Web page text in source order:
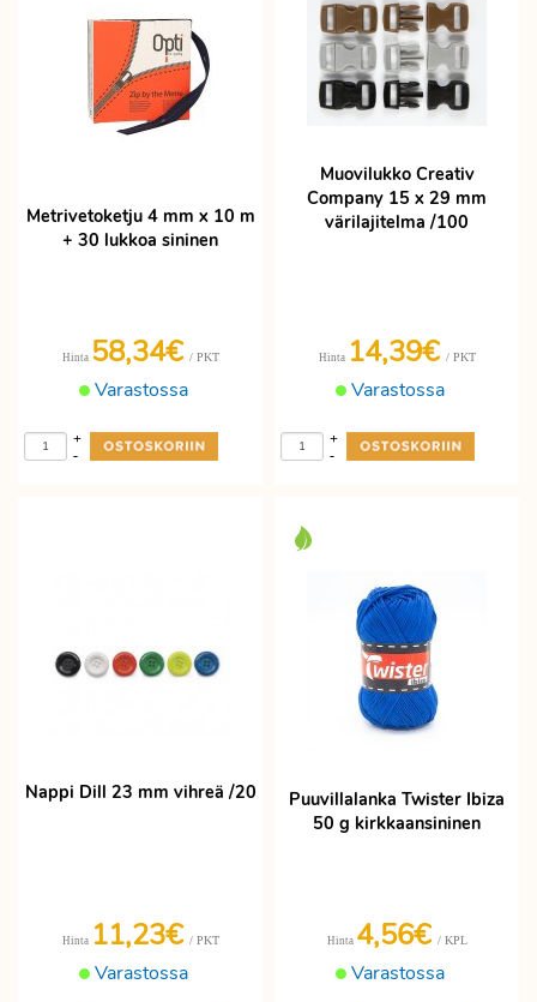
Metrivetoketju 4 mm x 10 m
+ 30 lukkoa sininen
Varastossa
Hinta 58,34€ / PKT
-
+
Muovilukko Creativ
Company 15 x 29 mm
värilajitelma /100
Varastossa
Hinta 14,39€ / PKT
-
+
Nappi Dill 23 mm vihreä /20
Varastossa
Hinta 11,23€ / PKT
Puuvillalanka Twister Ibiza
50 g kirkkaansininen
Varastossa
Hinta 4,56€ / KPL